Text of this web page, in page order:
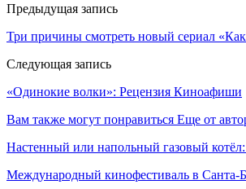
Предыдущая запись
Три причины смотреть новый сериал
Следующая запись
«Одинокие волки»: Рецензия Киноафиши
Вам также могут понравиться Еще от
Настенный или напольный газовый
Международный кинофестиваль в Санта-